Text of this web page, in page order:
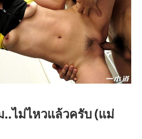
ไม่ไหวแล้วครับ (แม่